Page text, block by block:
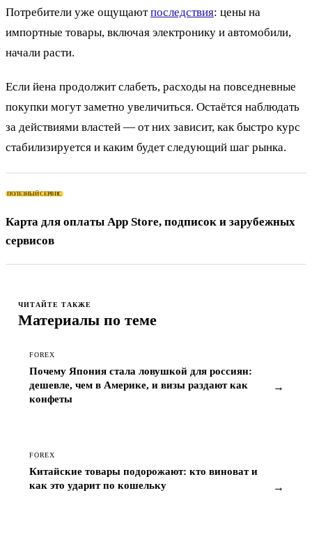
Потребители уже ощущаютпоследствия: цены на
импортные товары, включая электронику и автомобили,
начали расти.
Если йена продолжит слабеть, расходы на повседневные
покупки могут заметно увеличиться. Остаётся наблюдать
за действиями властей — от них зависит, как быстро курс
стабилизируется и каким будет следующий шаг рынка.
ПОЛЕЗНЫЙ СЕРВИС
Карта для оплаты App Store, подписок и зарубежных
сервисов
ЧИТАЙТЕ ТАКЖЕ
Материалы по теме
FOREX
Почему Япония стала ловушкой для россиян:
дешевле, чем в Америке, и визы раздают как
конфеты
→
FOREX
Китайские товары подорожают: кто виноват и
как это ударит по кошельку
→